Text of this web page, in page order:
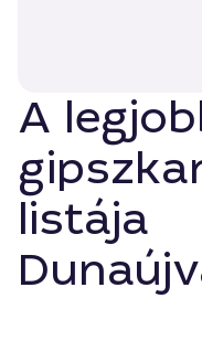
A
listája